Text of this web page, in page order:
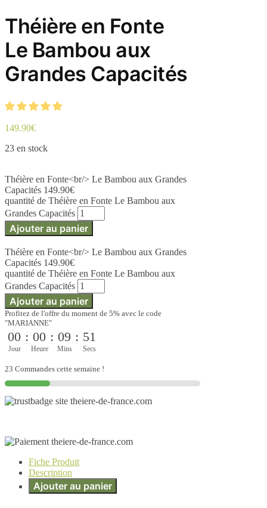
Théière en Fonte
Le Bambou aux
Grandes Capacités
149.90€
23 en stock
Théière en Fonte<br/> Le Bambou aux Grandes
Capacités 149.90€
quantité de Théière en Fonte Le Bambou aux
Grandes Capacités
Ajouter au panier
Théière en Fonte<br/> Le Bambou aux Grandes
Capacités 149.90€
quantité de Théière en Fonte Le Bambou aux
Grandes Capacités
Ajouter au panier
Profitez de l'offre du moment de 5% avec le code
"MARIANNE"
00
Jour
: 00
Heure
: 09
Mins
: 51
Secs
23 Commandes cette semaine !
Fiche Produit
Description
Ajouter au panier